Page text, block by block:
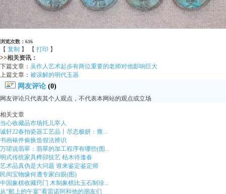
浏览次数：616
【 复制 】 【 打印 】
>>相关资讯：
下篇文章： 吴作人艺术起步有两位重要的老师对他影响巨大
上篇文章： 被误解的明代玉器
网友评论 (0)
网友评论只代表其个人观点，不代表本网站的观点或立场
相关文章
当心收藏品市场托儿宰人
诚轩22春拍瓷器工艺品丨尽态极妍：雍...
书画裱件偷换造假法辨识
万珺说翡翠：翡翠的加工程序有哪些(图...
明式传统家具榫卯技艺 枯木待逢春
艺术品真伪是大问题 谁来鉴定鉴定师
民间宝物缘何遭专家白眼(图)
中国象棋收藏窍门 木制象棋比玉石制珍...
从“船上的午宴”看雷诺阿和他的朋友们